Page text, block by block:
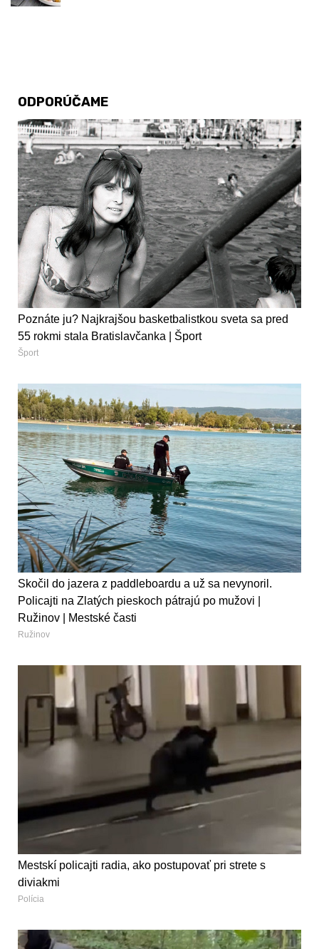
ODPORÚČAME
Poznáte ju? Najkrajšou basketbalistkou sveta sa pred
55 rokmi stala Bratislavčanka | Šport
Šport
Skočil do jazera z paddleboardu a už sa nevynoril.
Policajti na Zlatých pieskoch pátrajú po mužovi |
Ružinov | Mestské časti
Ružinov
Mestskí policajti radia, ako postupovať pri strete s
diviakmi
Polícia